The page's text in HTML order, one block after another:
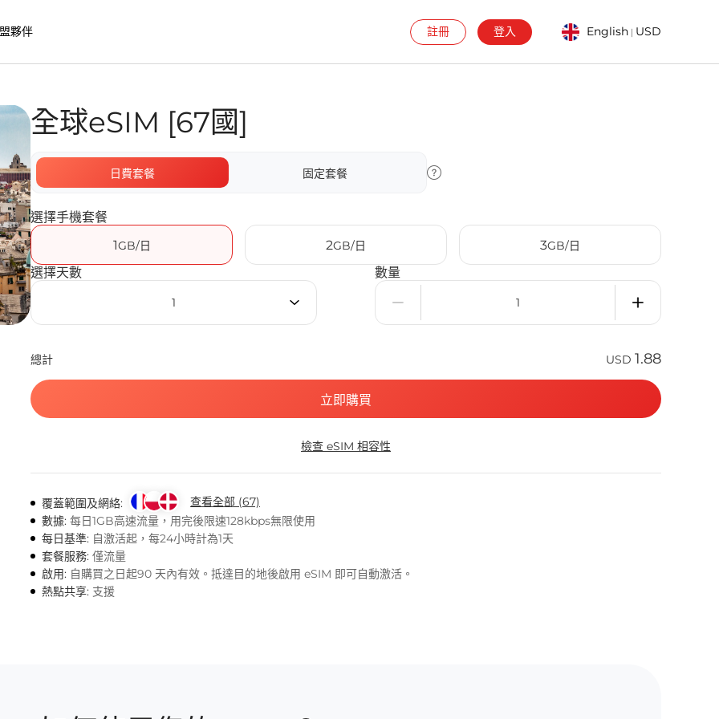
夥伴 註冊 登入 English | USD
勢
全球eSIM [67國]
日費套餐 固定套餐
選擇手機套餐
1GB/日 2GB/日 3GB/日
選擇天數
1
數量
總計 USD 1.88
立即購買
檢查 eSIM 相容性
覆蓋範圍及網絡:
查看全部 (67)
數據: 每日1GB高速流量，用完後限速128kbps無限使用
每日基準: 自激活起，每24小時計為1天
套餐服務: 僅流量
啟用: 自購買之日起90 天內有效。抵達目的地後啟用 eSIM 即可自動激活。
熱點共享: 支援